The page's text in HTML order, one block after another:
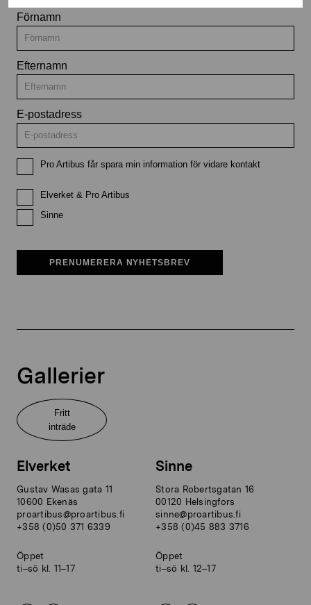
Förnamn
Efternamn
E-postadress
Pro Artibus får spara min information för vidare kontakt
Elverket & Pro Artibus
Sinne
PRENUMERERA NYHETSBREV
Gallerier
Fritt
inträde
Elverket
Gustav Wasas gata 11
10600 Ekenäs
proartibus@proartibus.fi
+358 (0)50 371 6339
Öppet
ti–sö kl. 11–17
Sinne
Stora Robertsgatan 16
00120 Helsingfors
sinne@proartibus.fi
+358 (0)45 883 3716
Öppet
ti–sö kl. 12–17